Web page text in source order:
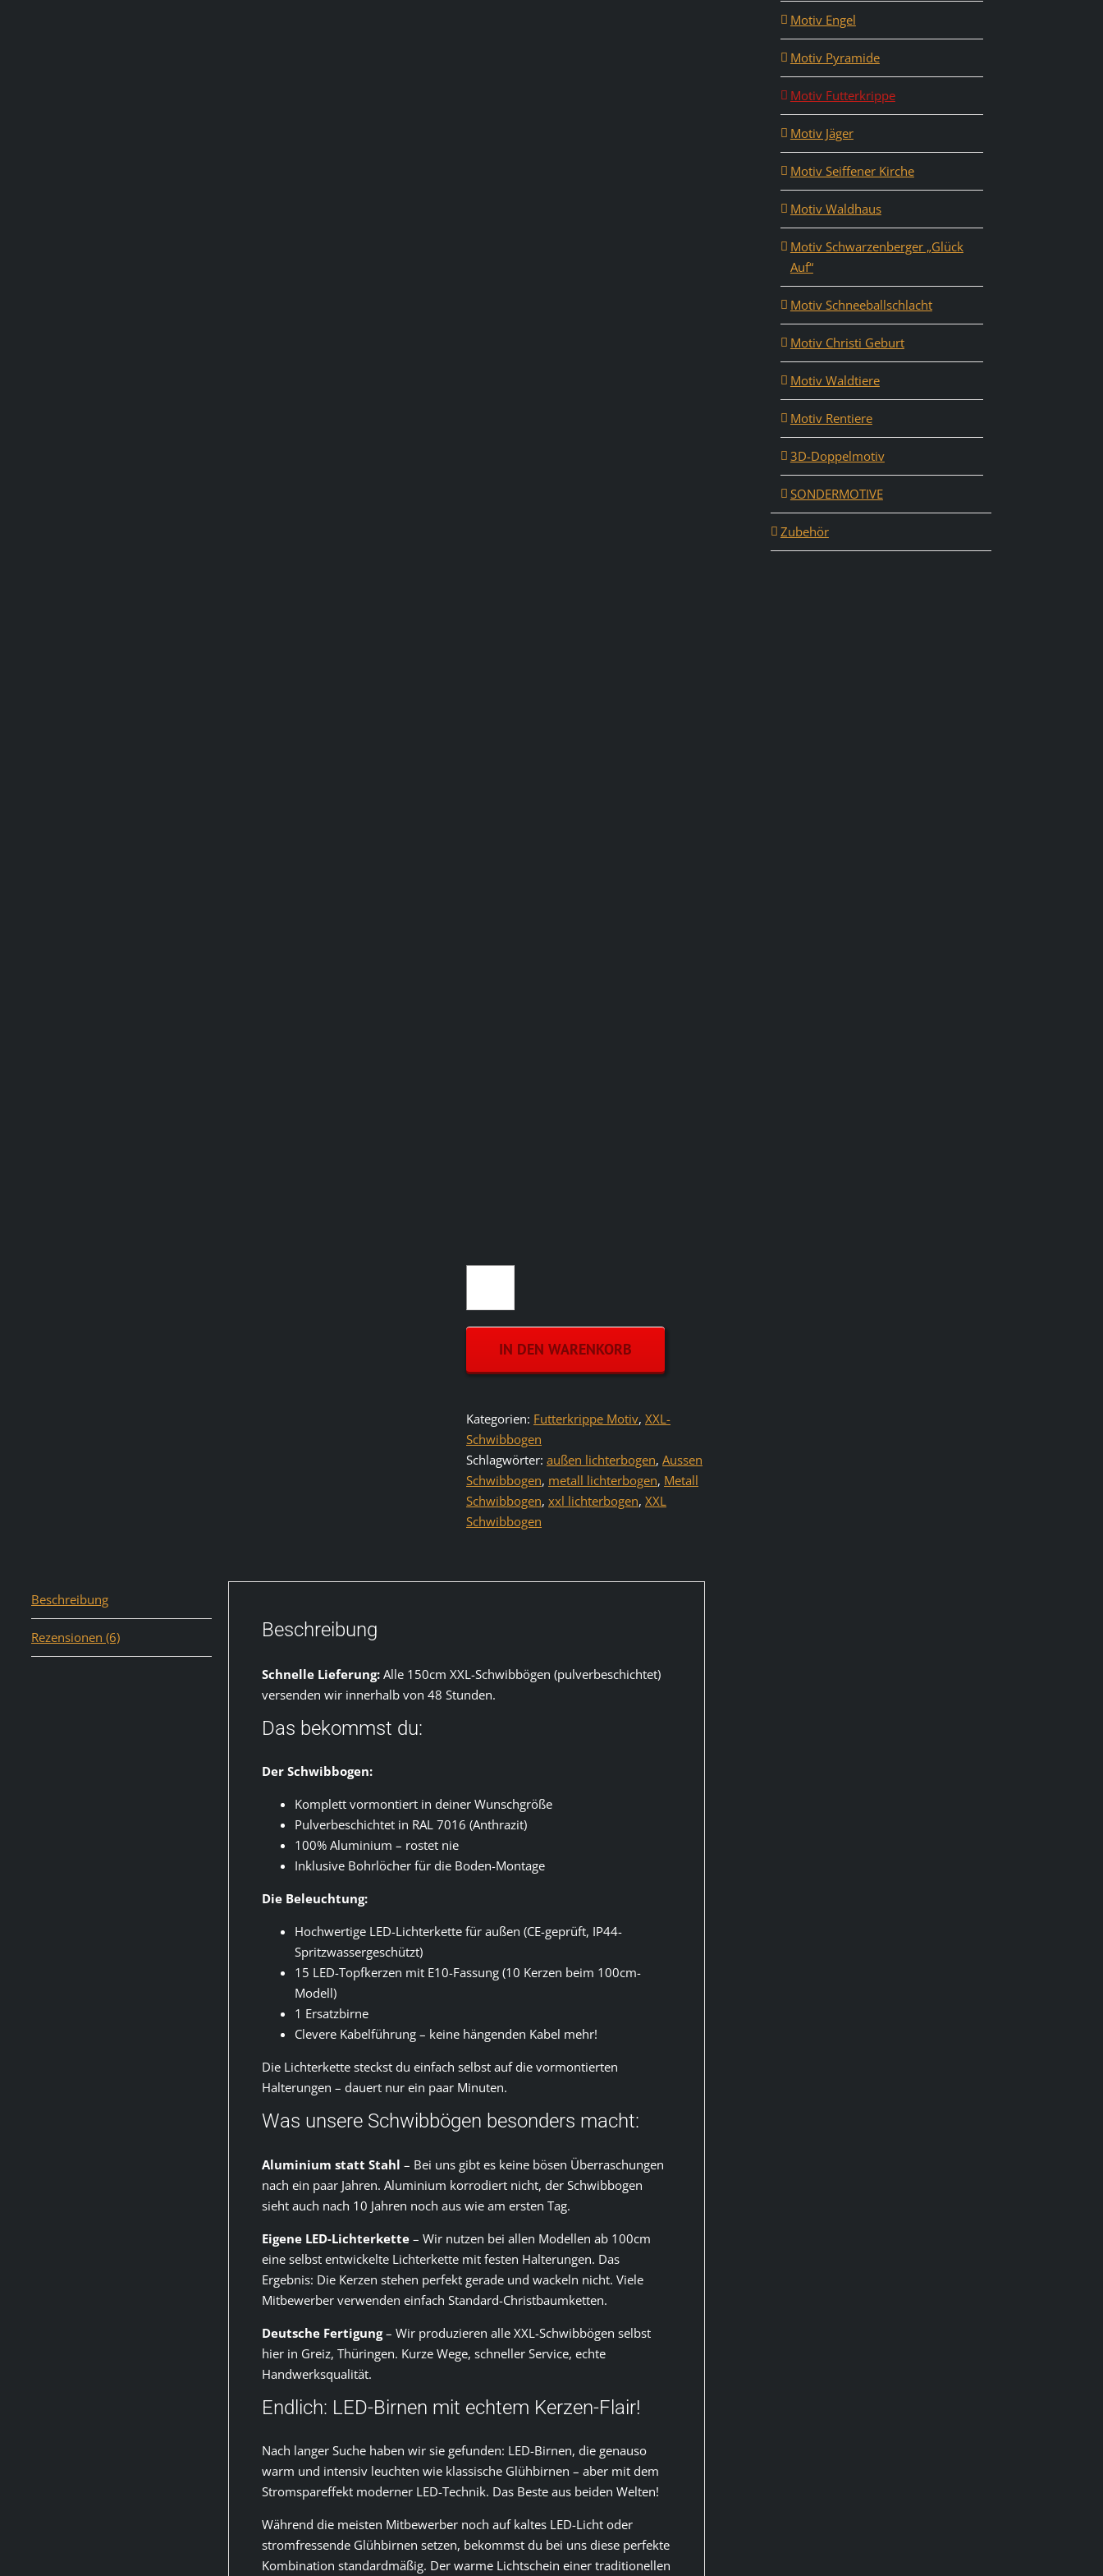
Futterkrippe
Lichterkette
100cm
|
XXL-
Schwibbogen.de®
Menge
IN DEN WARENKORB
Kategorien: Futterkrippe Motiv, XXL-
Schwibbogen
Schlagwörter: außen lichterbogen, Aussen
Schwibbogen, metall lichterbogen, Metall
Schwibbogen, xxl lichterbogen, XXL
Schwibbogen
Beschreibung
Rezensionen (6) Beschreibung
Schnelle Lieferung: Alle 150cm XXL-Schwibbögen (pulverbeschichtet)
versenden wir innerhalb von 48 Stunden.
Das bekommst du:
Der Schwibbogen:
Komplett vormontiert in deiner Wunschgröße
Pulverbeschichtet in RAL 7016 (Anthrazit)
100% Aluminium – rostet nie
Inklusive Bohrlöcher für die Boden-Montage
Die Beleuchtung:
Hochwertige LED-Lichterkette für außen (CE-geprüft, IP44-
Spritzwassergeschützt)
15 LED-Topfkerzen mit E10-Fassung (10 Kerzen beim 100cm-
Modell)
1 Ersatzbirne
Clevere Kabelführung – keine hängenden Kabel mehr!
Die Lichterkette steckst du einfach selbst auf die vormontierten
Halterungen – dauert nur ein paar Minuten.
Was unsere Schwibbögen besonders macht:
Aluminium statt Stahl – Bei uns gibt es keine bösen Überraschungen
nach ein paar Jahren. Aluminium korrodiert nicht, der Schwibbogen
sieht auch nach 10 Jahren noch aus wie am ersten Tag.
Eigene LED-Lichterkette – Wir nutzen bei allen Modellen ab 100cm
eine selbst entwickelte Lichterkette mit festen Halterungen. Das
Ergebnis: Die Kerzen stehen perfekt gerade und wackeln nicht. Viele
Mitbewerber verwenden einfach Standard-Christbaumketten.
Deutsche Fertigung– Wir produzieren alle XXL-Schwibbögen selbst
hier in Greiz, Thüringen. Kurze Wege, schneller Service, echte
Handwerksqualität.
Endlich: LED-Birnen mit echtem Kerzen-Flair!
Nach langer Suche haben wir sie gefunden: LED-Birnen, die genauso
warm und intensiv leuchten wie klassische Glühbirnen – aber mit dem
Stromspareffekt moderner LED-Technik. Das Beste aus beiden Welten!
Während die meisten Mitbewerber noch auf kaltes LED-Licht oder
stromfressende Glühbirnen setzen, bekommst du bei uns diese perfekte
Kombination standardmäßig. Der warme Lichtschein einer traditionellen
Motiv Engel
Motiv Pyramide
Motiv Futterkrippe
Motiv Jäger
Motiv Seiffener Kirche
Motiv Waldhaus
Motiv Schwarzenberger „Glück
Auf“
Motiv Schneeballschlacht
Motiv Christi Geburt
Motiv Waldtiere
Motiv Rentiere
3D-Doppelmotiv
SONDERMOTIVE
Zubehör